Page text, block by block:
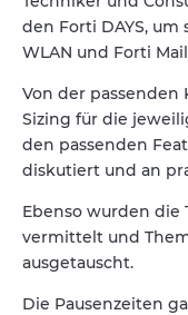
den Forti DAYS,
WLAN und Forti
Von der
Sizing für die
den passenden
diskutiert und an
Ebenso wurden die
vermittelt und
ausgetauscht.
Die Pausenzeiten